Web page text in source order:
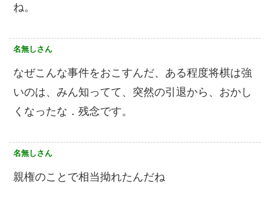
ね。
名無しさん
なぜこんな事件をおこすんだ、ある程度将棋は強
いのは、みん知ってて、突然の引退から、おかし
くなったな．残念です。
名無しさん
親権のことで相当拗れたんだね